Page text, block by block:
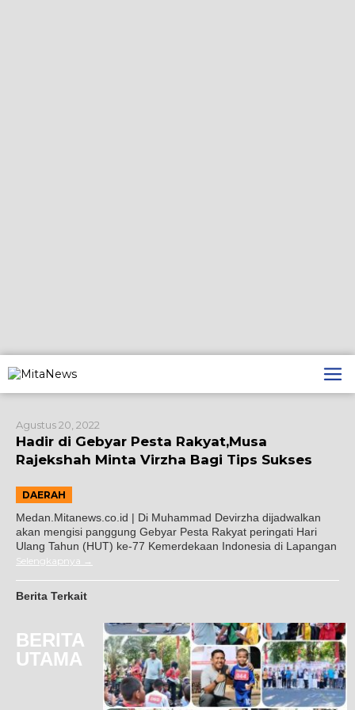
ke
konten
Agustus 20, 2022
Hadir di Gebyar Pesta Rakyat,Musa
Rajekshah Minta Virzha Bagi Tips Sukses
DAERAH
Medan.Mitanews.co.id | Di Muhammad Devirzha dijadwalkan
akan mengisi panggung Gebyar Pesta Rakyat peringati Hari
Ulang Tahun (HUT) ke-77 Kemerdekaan Indonesia di Lapangan
Selengkapnya
Berita Terkait
BERITA
UTAMA